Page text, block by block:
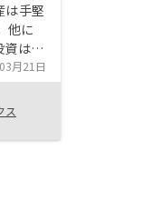
は手堅
他に
はリ
資産価
た。
入も
月21日
ス